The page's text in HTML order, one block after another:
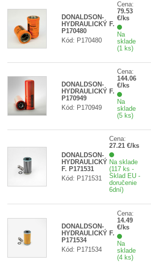
DONALDSON-
HYDRAULICKÝ F.
P170480
Kód: P170480
Cena:
79.53
€/ks
Na
sklade
(1 ks)
DONALDSON-
HYDRAULICKÝ F.
P170949
Kód: P170949
Cena:
144.06
€/ks
Na
sklade
(5 ks)
DONALDSON-
HYDRAULICKÝ
F. P171531
Kód: P171531
Cena:
27.21 €/ks
Na sklade
(117 ks -
Sklad EU -
doručenie
6dní)
DONALDSON-
HYDRAULICKÝ F.
P171534
Kód: P171534
Cena:
14.49
€/ks
Na
sklade
(4 ks)